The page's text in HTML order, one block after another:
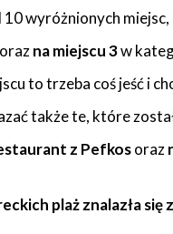
wyróżnionych miejsc,
orazna miejscu 3w
to trzeba coś jeść i
także te, które
z Pefkosoraz
plaż znalazła się